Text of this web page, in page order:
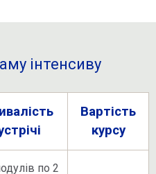
інтенсиву
Вартість
курсу
по 2